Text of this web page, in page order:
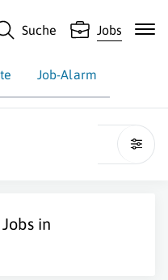
Suche Jobs
Job-Alarm
Jobs in